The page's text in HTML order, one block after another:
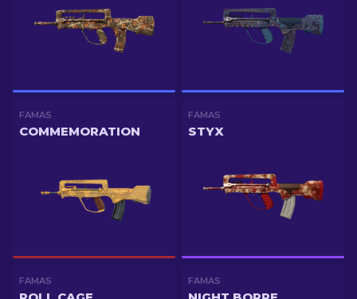
FAMAS
COMMEMORATION
FAMAS
STYX
FAMAS FAMAS